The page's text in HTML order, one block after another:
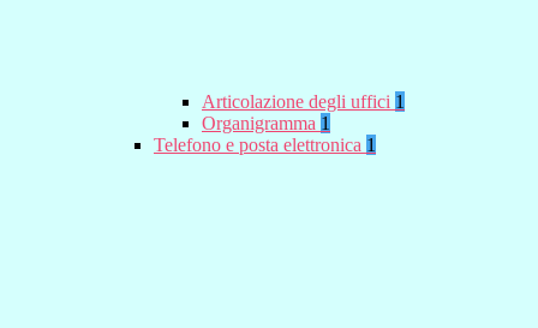
Articolazione degli uffici 1
Organigramma 1
Telefono e posta elettronica 1